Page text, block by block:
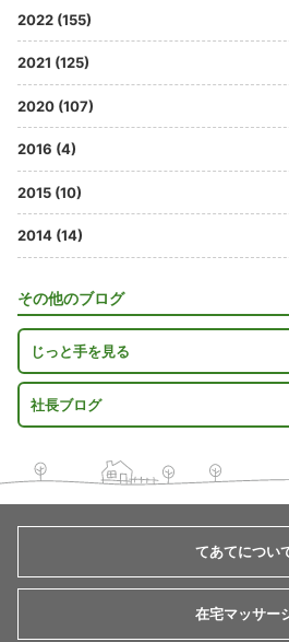
2022 (155)
2021 (125)
2020 (107)
2016 (4)
2015 (10)
2014 (14)
その他のブログ
じっと手を見る
社長ブログ
てあてについ
在宅マッサー